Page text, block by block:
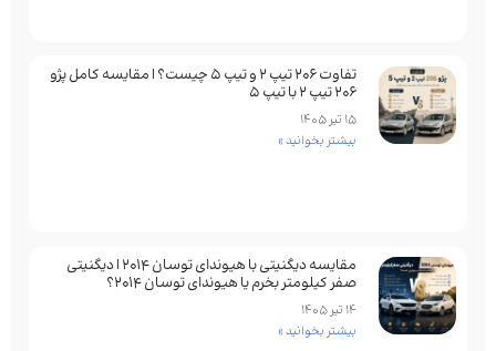
تفاوت ۲۰۶ تیپ ۲ و تیپ ۵ چیست؟ | مقایسه کامل پژو
۲۰۶ تیپ ۲ با تیپ ۵
15 تیر 1405
بیشتر بخوانید »
مقایسه دیگنیتی با هیوندای توسان 2014 | دیگنیتی
صفر کیلومتر بخرم یا هیوندای توسان 2014؟
14 تیر 1405
بیشتر بخوانید »